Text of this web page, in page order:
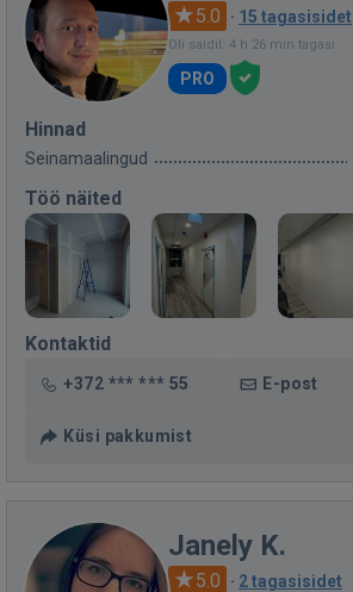
5.0 · 15 tagasisidet
Oli saidil: 4 h 26 min tagasi
PRO
Hinnad
Seinamaalingud
Töö näited
Kontaktid
+372 *** *** 55 E-post
Küsi pakkumist
Janely K.
5.0 · 2 tagasisidet